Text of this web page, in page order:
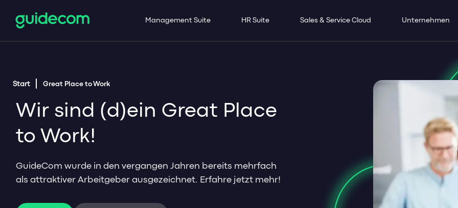
Management Suite HR Suite Sales & Service Cloud Unternehmen
Start Great Place to Work
Wir sind (d)ein Great Place
to Work!
GuideCom wurde in den vergangen Jahren bereits mehrfach
als attraktiver Arbeitgeber ausgezeichnet. Erfahre jetzt mehr!